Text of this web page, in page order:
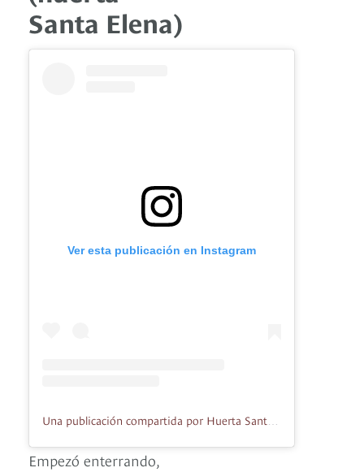
Santa Elena)
Ver esta publicación en Instagram
Empezó enterrando,